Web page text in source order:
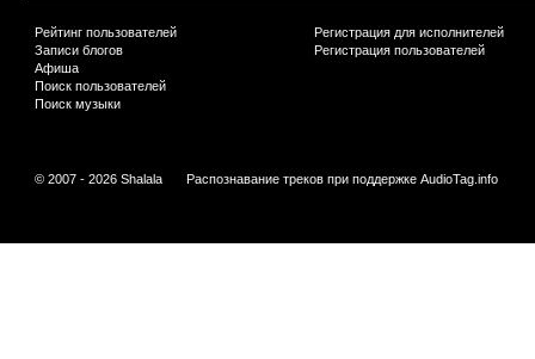
Рейтинг пользователей
Записи блогов
Афиша
Поиск пользователей
Поиск музыки
Регистрация для исполнителей
Регистрация пользователей
© 2007 - 2026 Shalala Распознавание треков при поддержке AudioTag.info